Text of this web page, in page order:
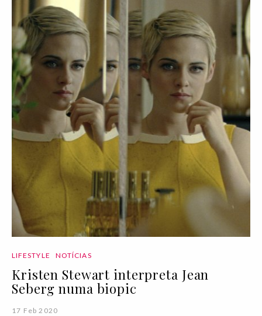
LIFESTYLE NOTÍCIAS
Kristen Stewart interpreta Jean
Seberg numa biopic
17 Feb 2020